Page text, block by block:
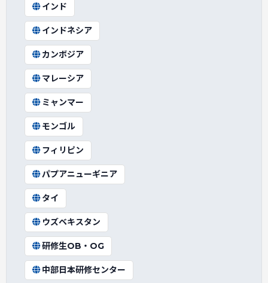
インド
インドネシア
カンボジア
マレーシア
ミャンマー
モンゴル
フィリピン
パプアニューギニア
タイ
ウズベキスタン
研修生OB・OG
中部日本研修センター